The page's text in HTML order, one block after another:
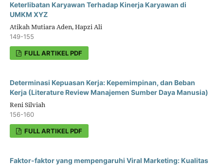
Keterlibatan Karyawan Terhadap Kinerja Karyawan di
UMKM XYZ
Atikah Mutiara Aden, Hapzi Ali
149-155
FULL ARTIKEL PDF
Determinasi Kepuasan Kerja: Kepemimpinan, dan Beban
Kerja (Literature Review Manajemen Sumber Daya Manusia)
Reni Silviah
156-160
FULL ARTIKEL PDF
Faktor-faktor yang mempengaruhi Viral Marketing: Kualitas